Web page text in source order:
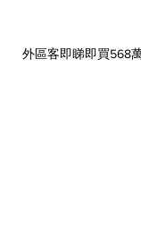
外區客即睇即買568